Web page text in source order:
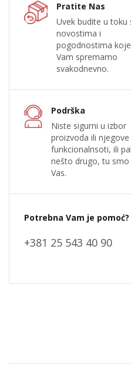
Pratite Nas
Uvek budite u toku
novostima i
pogodnostima koje
Vam spremamo
svakodnevno.
Podrška
Niste sigurni u izbor
proizvoda ili njegove
funkcionalnsoti, ili
nešto drugo, tu smo
Vas.
Potrebna Vam je pomoć?
+381 25 543 40 90